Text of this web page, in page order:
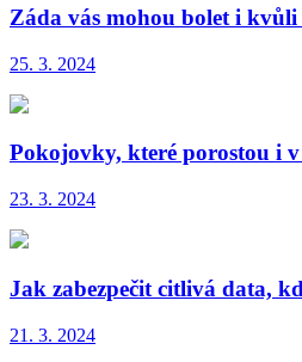
Záda vás mohou bolet i
25. 3. 2024
Pokojovky, které porostou i
23. 3. 2024
Jak zabezpečit citlivá data,
21. 3. 2024